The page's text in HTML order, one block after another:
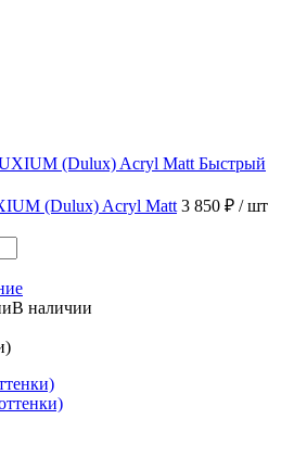
Быстрый
(Dulux) Acryl Matt 3 850 ₽ / шт
В наличии